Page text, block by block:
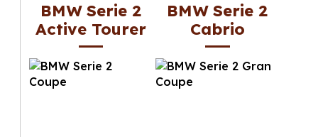
BMW Serie 2
Active Tourer
BMW Serie 2
Cabrio